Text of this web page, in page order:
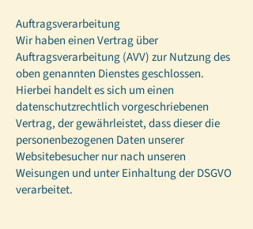
Auftragsverarbeitung
Wir haben einen Vertrag über
Auftragsverarbeitung (AVV) zur Nutzung des
oben genannten Dienstes geschlossen.
Hierbei handelt es sich um einen
datenschutzrechtlich vorgeschriebenen
Vertrag, der gewährleistet, dass dieser die
personenbezogenen Daten unserer
Websitebesucher nur nach unseren
Weisungen und unter Einhaltung der DSGVO
verarbeitet.